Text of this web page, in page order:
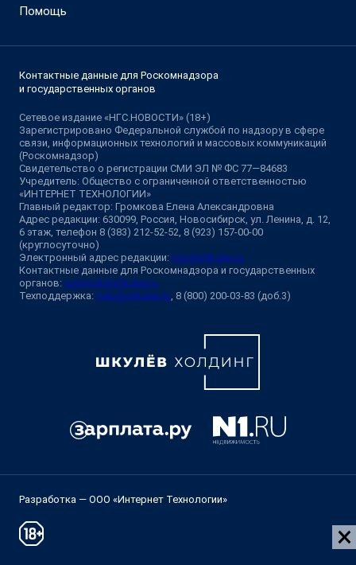
Помощь
Контактные данные для Роскомнадзора
и государственных органов
Сетевое издание «НГС.НОВОСТИ» (18+)
Зарегистрировано Федеральной службой по надзору в сфере
связи, информационных технологий и массовых коммуникаций
(Роскомнадзор)
Свидетельство о регистрации СМИ ЭЛ № ФС 77—84683
Учредитель: Общество с ограниченной ответственностью
«ИНТЕРНЕТ ТЕХНОЛОГИИ»
Главный редактор: Громкова Елена Александровна
Адрес редакции: 630099, Россия, Новосибирск, ул. Ленина, д. 12,
6 этаж, телефон 8 (383) 212-52-52, 8 (923) 157-00-00
(круглосуточно)
Электронный адрес редакции: ngs@shkulev.ru
Контактные данные для Роскомнадзора и государственных
органов: juristnsk@shkulev.ru
Техподдержка: help@shkulev.ru , 8 (800) 200-03-83 (доб.3)
Разработка — ООО «Интернет Технологии»